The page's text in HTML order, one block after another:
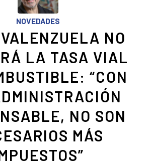
NOVEDADES
NO
LA TASA VIAL
“CON
NO SON
MÁS